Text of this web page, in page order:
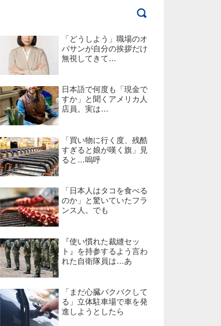
「どうしよう」職場のオ
バサンが自分の挨拶だけ
無視してきて…
日本語で何度も「現金で
すか」と聞くアメリカ人
店員。実は…
「買い物に行く度、残酷
すぎると娘が嘆く旗」見
ると…嗚呼
「日本人はタコを食べる
のか」と驚いていたフラ
ンス人。でも
『使い慣れた裁縫セッ
ト』を持参するよう言わ
れた自衛隊員は…あ
「まだ心臓バクバクして
る」立体駐車場で車を発
進しようとしたら